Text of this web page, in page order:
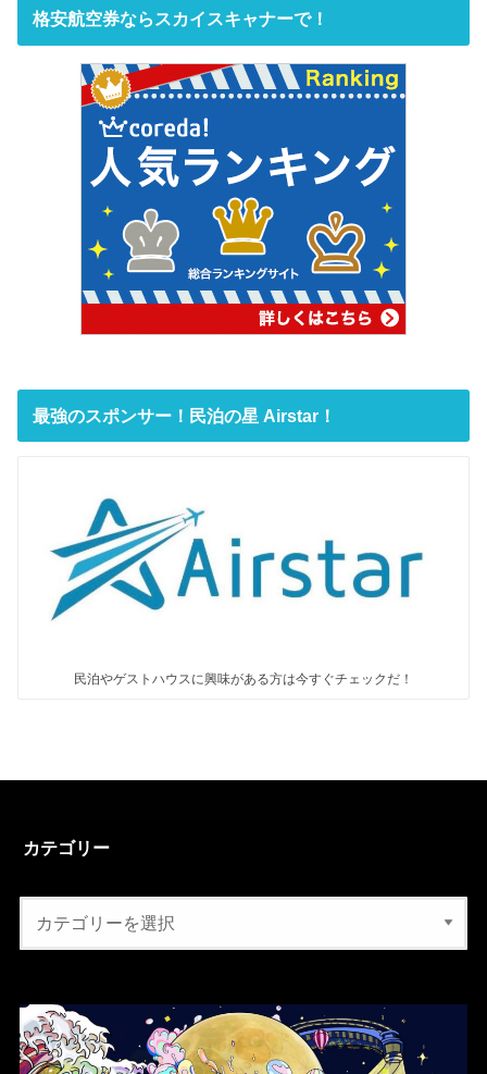
格安航空券ならスカイスキャナーで！
最強のスポンサー！民泊の星 Airstar！
民泊やゲストハウスに興味がある方は今すぐチェックだ！
カテゴリー